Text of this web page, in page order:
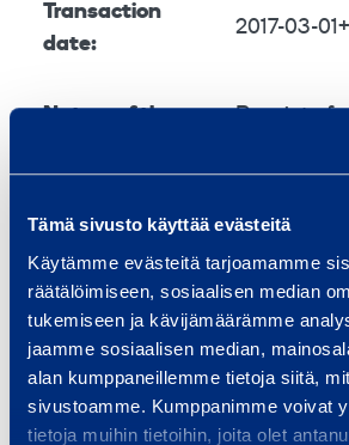
Tämä sivusto käyttää evästeitä
Käytämme evästeitä tarjoamamme
räätälöimiseen, sosiaalisen median
tukemiseen ja kävijämäärämme
jaamme sosiaalisen median,
alan kumppaneillemme tietoja siitä,
sivustoamme. Kumppanimme voivat
tietoja muihin tietoihin, joita olet
Transaction
date:
2017-03-
Nature of the
Receipt of
Incentive
Instrument: Share
ISIN:
Volume: 965